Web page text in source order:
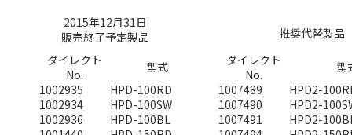
2015年12月31日
販売終了予定製品
推奨代替製品
ダイレクト
No.
型式
ダイレクト
No.
型
1002935 HPD-100RD 1007489
HPD2-
1002934
HPD-100SW 1007490
HPD2-
1002936
HPD-100BL 1007491
HPD2-